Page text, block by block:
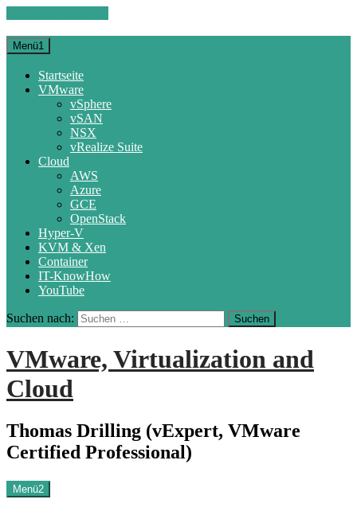
Menü1
Startseite
VMware
vSphere
vSAN
NSX
vRealize Suite
Cloud
AWS
Azure
GCE
OpenStack
Hyper-V
KVM & Xen
Container
IT-KnowHow
YouTube
Suchen nach:
VMware, Virtualization and
Cloud
Thomas Drilling (vExpert, VMware
Certified Professional)
Menü2